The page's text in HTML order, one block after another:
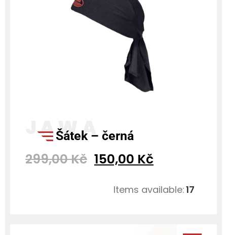
šátek – černá
299,00Kč 150,00 Kč
Items available:17